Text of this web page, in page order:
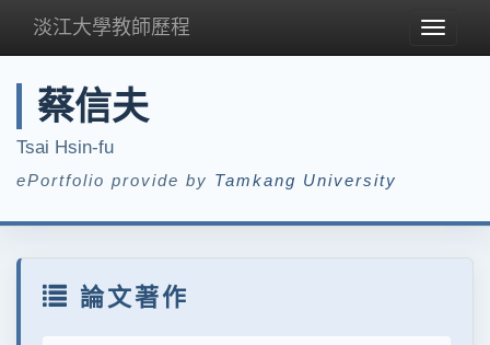
Toggle
淡江大學教師歷程
蔡信夫
Tsai Hsin-fu
ePortfolio provide by Tamkang University
論文著作